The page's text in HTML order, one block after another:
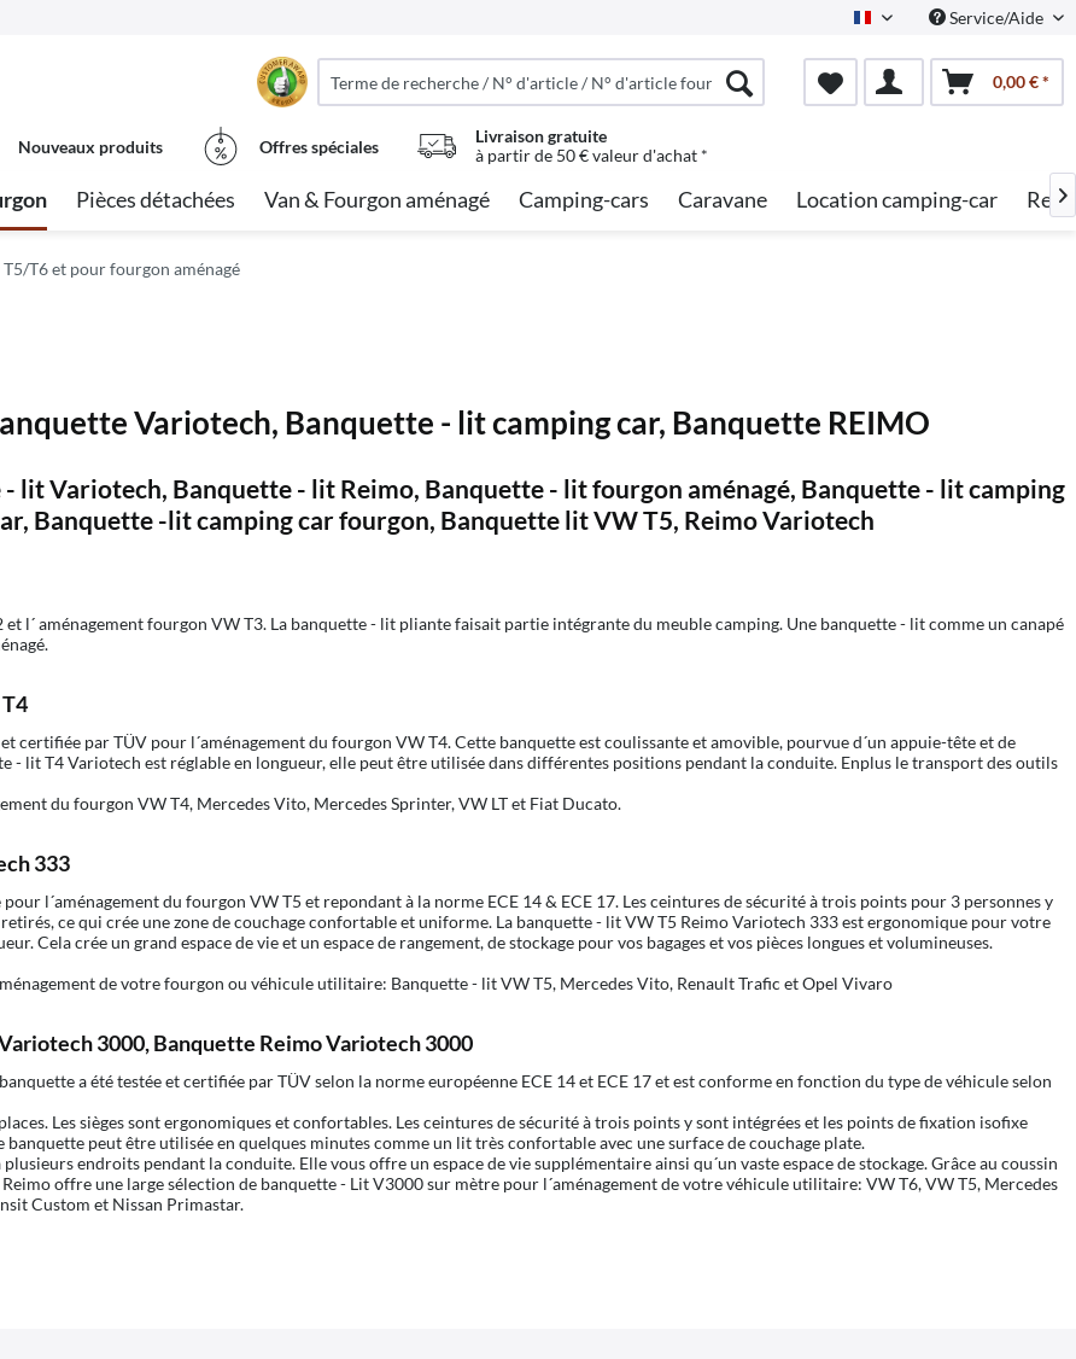
French Service/Aide
0,00 € *
Nouveaux produits Offres spéciales
Livraison gratuite
à partir de 50 € valeur d'achat *
Pièces détachées Van & Fourgon aménagé Camping-cars Caravane Location camping-car 
T6 et pour fourgon aménagé
Variotech, Banquette - lit camping car, Banquette REIMO
lit Variotech, Banquette - lit Reimo, Banquette - lit fourgon aménagé, Banquette - lit camping
Banquette -lit camping car fourgon, Banquette lit VW T5, Reimo Variotech
et l´ aménagement fourgon VW T3. La banquette - lit pliante faisait partie intégrante du meuble camping. Une banquette - lit comme un canapé
certifiée par TÜV pour l´aménagement du fourgon VW T4. Cette banquette est coulissante et amovible, pourvue d´un appuie-tête et de
- lit T4 Variotech est réglable en longueur, elle peut être utilisée dans différentes positions pendant la conduite. Enplus le transport des outils
du fourgon VW T4, Mercedes Vito, Mercedes Sprinter, VW LT et Fiat Ducato.
333
l´aménagement du fourgon VW T5 et repondant à la norme ECE 14 & ECE 17. Les ceintures de sécurité à trois points pour 3 personnes y
ce qui crée une zone de couchage confortable et uniforme. La banquette - lit VW T5 Reimo Variotech 333 est ergonomique pour votre
Cela crée un grand espace de vie et un espace de rangement, de stockage pour vos bagages et vos pièces longues et volumineuses.
de votre fourgon ou véhicule utilitaire: Banquette - lit VW T5, Mercedes Vito, Renault Trafic et Opel Vivaro
3000, Banquette Reimo Variotech 3000
a été testée et certifiée par TÜV selon la norme européenne ECE 14 et ECE 17 et est conforme en fonction du type de véhicule selon
Les sièges sont ergonomiques et confortables. Les ceintures de sécurité à trois points y sont intégrées et les points de fixation isofixe
peut être utilisée en quelques minutes comme un lit très confortable avec une surface de couchage plate.
endroits pendant la conduite. Elle vous offre un espace de vie supplémentaire ainsi qu´un vaste espace de stockage. Grâce au coussin
offre une large sélection de banquette - Lit V3000 sur mètre pour l´aménagement de votre véhicule utilitaire: VW T6, VW T5, Mercedes
Custom et Nissan Primastar.